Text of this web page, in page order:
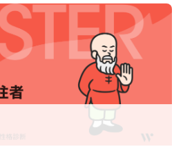
ハックし、次の時代の「熱狂」を
求しながら、世界が熱狂するIPを
や「Animist」など複数IPをゼロか
、イベント・グッズ・コラボなど